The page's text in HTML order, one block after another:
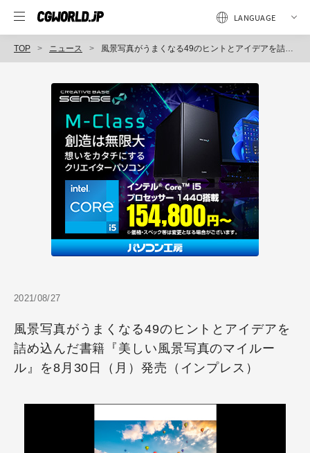
TOP ニュース 風景写真がうまくなる49のヒントとアイデアを詰め込んだ書籍『美しい風景写真のマイルール』を8月30日（月）発売（インプレス）
2021/08/27
風景写真がうまくなる49のヒントとアイデアを
詰め込んだ書籍『美しい風景写真のマイルー
ル』を8月30日（月）発売（インプレス）